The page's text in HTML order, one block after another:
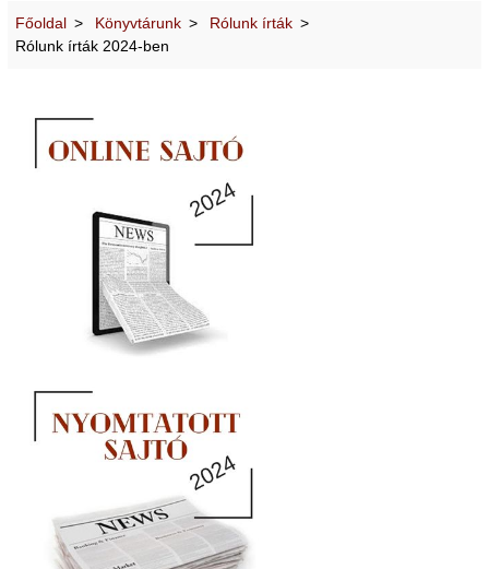
Főoldal Könyvtárunk
Rólunk írták
Rólunk írták 2024-ben